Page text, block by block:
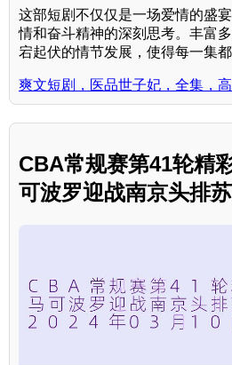
这部短剧不仅仅是一场爱情的盛
情和奋斗精神的深刻思考。丰富
宕起伏的情节发展，使得每一集
爽文短剧，医品世子妃，全集，
CBA常规赛第41轮精
可波罗迎战南京头排